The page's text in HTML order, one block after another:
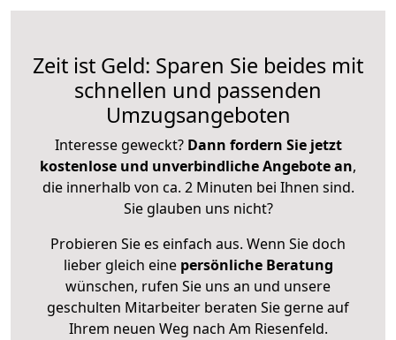
Zeit ist Geld: Sparen Sie beides mit
schnellen und passenden
Umzugsangeboten
Interesse geweckt? Dann fordern Sie jetzt
kostenlose und unverbindliche Angebote an,
die innerhalb von ca. 2 Minuten bei Ihnen sind.
Sie glauben uns nicht?
Probieren Sie es einfach aus. Wenn Sie doch
lieber gleich eine persönliche Beratung
wünschen, rufen Sie uns an und unsere
geschulten Mitarbeiter beraten Sie gerne auf
Ihrem neuen Weg nach Am Riesenfeld.